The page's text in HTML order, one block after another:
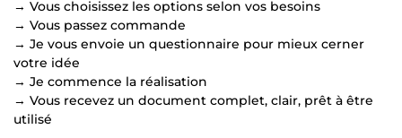
→ Vous choisissez les options selon vos besoins
→ Vous passez commande
→ Je vous envoie un questionnaire pour mieux cerner
votre idée
→ Je commence la réalisation
→ Vous recevez un document complet, clair, prêt à être
utilisé